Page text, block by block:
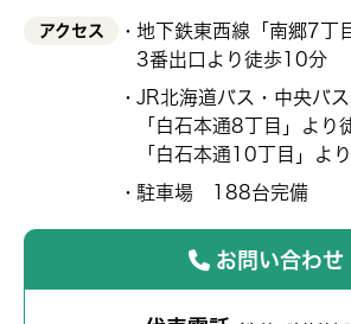
アクセス
地下鉄東西線「南郷7丁
3番出口より徒歩10分
JR北海道バス・中央バ
「白石本通8丁目」より
「白石本通10丁目」よ
駐車場 188台完備
お問い合わせ